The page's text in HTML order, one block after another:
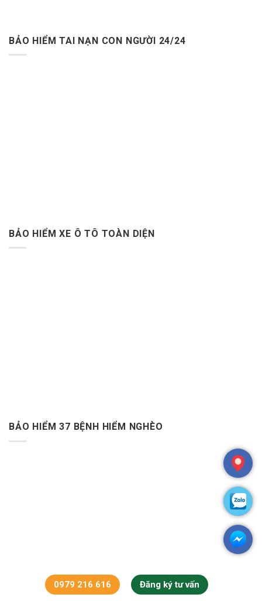
BẢO HIỂM TAI NẠN CON NGƯỜI 24/24
BẢO HIỂM XE Ô TÔ TOÀN DIỆN
BẢO HIỂM 37 BỆNH HIỂM NGHÈO
0979 216 616 Đăng ký tư vấn